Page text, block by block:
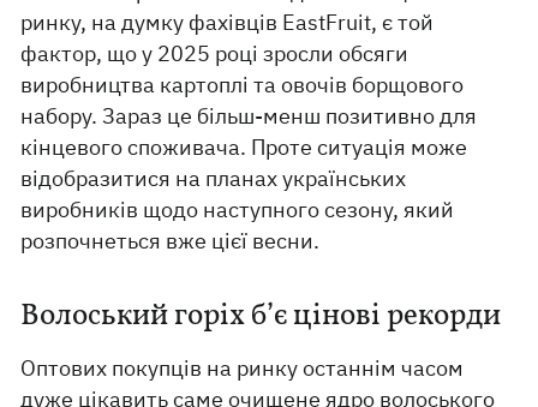
ринку, на думку фахівців EastFruit, є той
фактор, що у 2025 році зросли обсяги
виробництва картоплі та овочів борщового
набору. Зараз це більш-менш позитивно для
кінцевого споживача. Проте ситуація може
відобразитися на планах українських
виробників щодо наступного сезону, який
розпочнеться вже цієї весни.
Волоський горіх б’є цінові рекорди
Оптових покупців на ринку останнім часом
дуже цікавить саме очищене ядро волоського